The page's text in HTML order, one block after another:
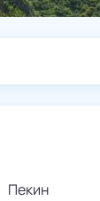
Пекин